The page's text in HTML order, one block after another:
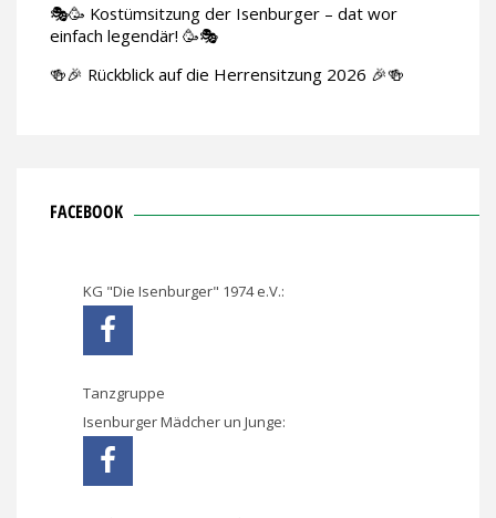
🎭🥳 Kostümsitzung der Isenburger – dat wor
einfach legendär! 🥳🎭
🍻🎉 Rückblick auf die Herrensitzung 2026 🎉🍻
FACEBOOK
KG "Die Isenburger" 1974 e.V.:
Tanzgruppe
Isenburger Mädcher un Junge: